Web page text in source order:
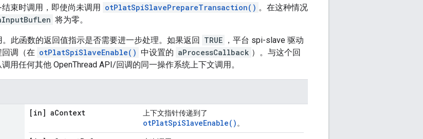
束时调用，即使尚未调用 otPlatSpiSlavePrepareTransaction() 。在这种情况
将为零。
此函数的返回值指示是否需要进一步处理。如果返回 TRUE ，平台 spi-slave 驱动
调（在 otPlatSpiSlaveEnable() 中设置的 aProcessCallback ）。与这个回
用任何其他 OpenThread API/回调的同一操作系统上下文调用。
[in] aContext 上下文指针传递到了
otPlatSpiSlaveEnable() 。